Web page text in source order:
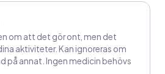
om att det gör ont, men det
aktiviteter. Kan ignoreras om
på annat. Ingen medicin behövs